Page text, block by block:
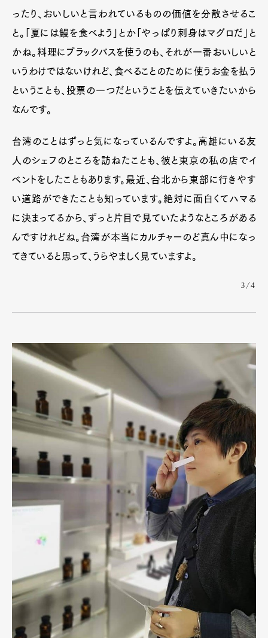
ったり、おいしいと言われているものの価値を分散させるこ
と。「夏には鰻を食べよう」とか「やっぱり刺身はマグロだ」と
かね。料理にブラックバスを使うのも、それが一番おいしいと
いうわけではないけれど、食べることのために使うお金を払う
ということも、投票の一つだということを伝えていきたいから
なんです。
台湾のことはずっと気になっているんですよ。高雄にいる友
人のシェフのところを訪ねたことも、彼と東京の私の店でイ
ベントをしたこともあります。最近、台北から東部に行きやす
い道路ができたことも知っています。絶対に面白くてハマる
に決まってるから、ずっと片目で見ていたようなところがある
んですけれどね。台湾が本当にカルチャーのど真ん中になっ
てきていると思って、うらやましく見ていますよ。
3/4